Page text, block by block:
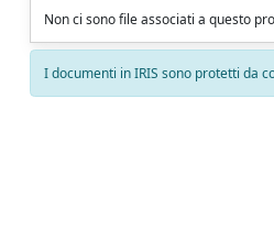
Non ci sono file associati a questo
I documenti in IRIS sono protetti da